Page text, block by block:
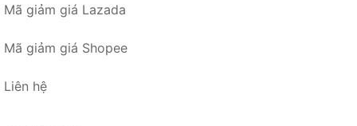
Mã giảm giá Lazada
Mã giảm giá Shopee
Liên hệ